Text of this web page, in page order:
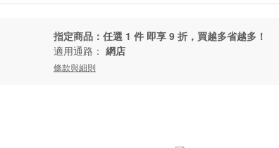
指定商品：任選 1 件 即享 9 折，買越多省越多！
適用通路： 網店
條款與細則